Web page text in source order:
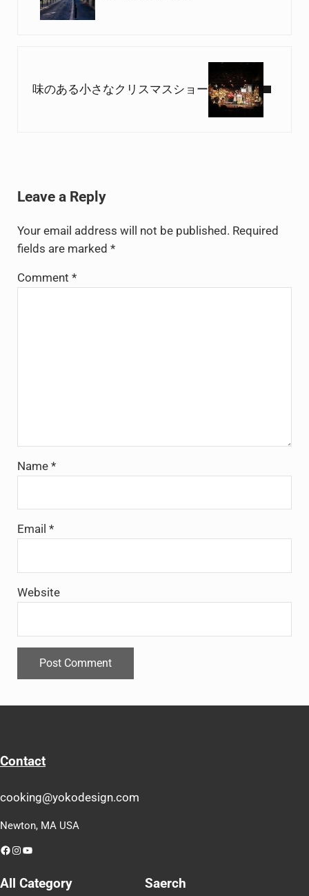
味のある小さなクリスマスショー
Leave a Reply
Your email address will not be published. Required
fields are marked *
Comment *
Name *
Email *
Website
Contact
cooking@yokodesign.com
Newton, MA USA
Facebook
Instagram
YouTube
All Category Saerch